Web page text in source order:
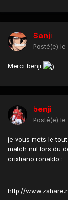
Sanji
Posté(e) le
Merci benji
benji
Posté(e) le
je vous mets le
match nul lors du
cristiano ronaldo :
http://